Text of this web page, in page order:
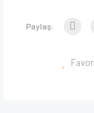
Paylaş: